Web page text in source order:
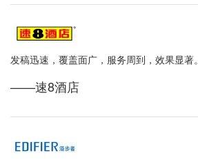
发稿迅速，覆盖面广，服务周到，效果显著。
——速8酒店